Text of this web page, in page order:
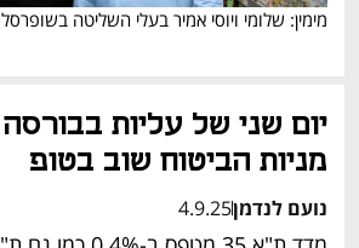
מימין: שלומי ויוסי אמיר בעלי השליטה בשופרסל
מניות הביטוח שוב בטופ
נועם לנדמן4.9.25